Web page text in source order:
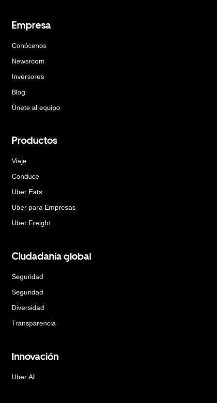
Empresa
Conócenos
Newsroom
Inversores
Blog
Únete al equipo
Productos
Viaje
Conduce
Uber Eats
Uber para Empresas
Uber Freight
Ciudadanía global
Seguridad
Seguridad
Diversidad
Transparencia
Innovación
Uber AI